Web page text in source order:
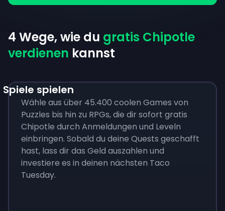
4 Wege, wie du gratis Chipotle
verdienen kannst
Spiele spielen
Wähle aus über 45.400 coolen Games von
Puzzles bis hin zu RPGs, die dir sofort gratis
Chipotle durch Anmeldungen und Leveln
einbringen. Sobald du deine Quests geschafft
hast, lass dir das Geld auszahlen und
investiere es in deinen nächsten Taco
Tuesday.